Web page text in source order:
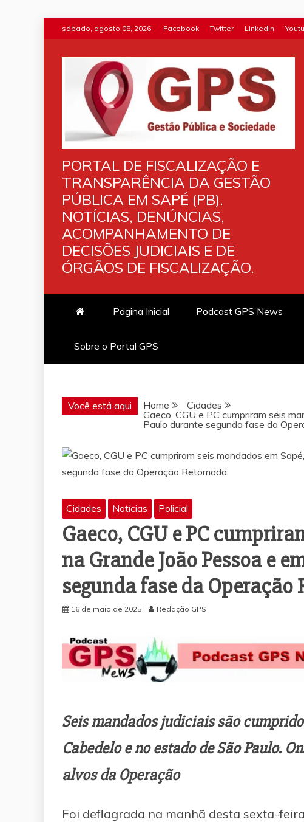
to
content
sábado, agosto 08, 2026 Facebook Twitter Linkedin
PORTAL DE FISCALIZAÇÃO E
TRANSPARÊNCIA DA GESTÃO
PÚBLICA EM SAPÉ (PB).
NOTÍCIAS, DENÚNCIAS,
ACOMPANHAMENTO DE
DECISÕES JUDICIAIS E DE
ÓRGÃOS DE FISCALIZAÇÃO.
Página Inicial Podcast GPS News
Sobre o Portal GPS
Você está aqui Home
Cidades
Gaeco, CGU e PC cumpriram seis
Paulo durante segunda fase da
Cidades Notícias Policial
Gaeco, CGU e PC
na Grande João Pessoa e
segunda fase da Operação
16 de maio de 2025 Redação GPS
Seis mandados judiciais são
Cabedelo e no estado de São Paulo.
alvos da Operação
Foi deflagrada na manhã desta sexta-